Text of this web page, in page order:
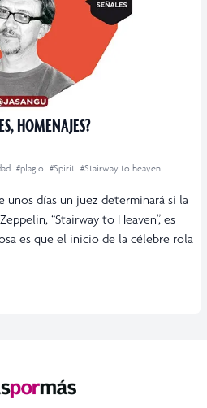
HOMENAJES?
#plagio #Spirit #Stairway to heaven
unos días un juez determinará si la
“Stairway to Heaven”, es
es que el inicio de la célebre rola